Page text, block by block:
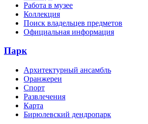
Работа в музее
Коллекция
Поиск владельцев предметов
Официальная информация
Парк
Архитектурный ансамбль
Оранжереи
Спорт
Развлечения
Карта
Бирюлевский дендропарк